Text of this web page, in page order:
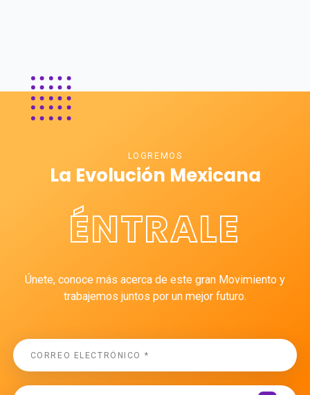
LOGREMOS
La Evolución Mexicana
ÉNTRALE
Únete, conoce más acerca de este gran Movimiento y
trabajemos juntos por un mejor futuro.